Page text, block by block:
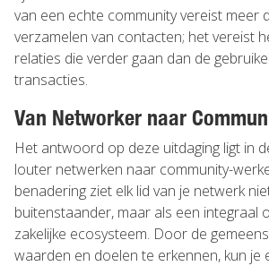
van een echte community vereist meer
verzamelen van contacten; het vereist
relaties die verder gaan dan de
transacties.
Van Networker naar
Het antwoord op deze uitdaging ligt in
louter netwerken naar community-
benadering ziet elk lid van je netwerk
buitenstaander, maar als een integraal
zakelijke ecosysteem. Door de
waarden en doelen te erkennen, kun je